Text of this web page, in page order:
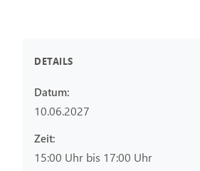
DETAILS
Datum:
10.06.2027
Zeit:
15:00 Uhr bis 17:00 Uhr